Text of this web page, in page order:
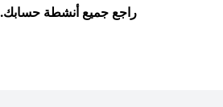
راجع جميع أنشطة حسابك.